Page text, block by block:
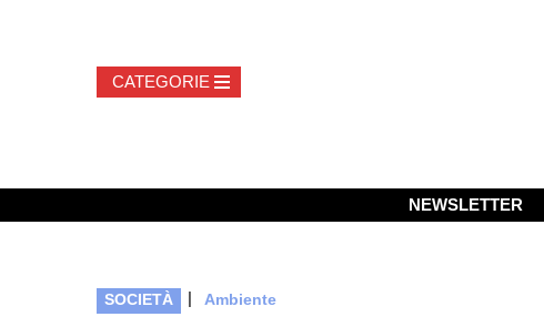
NEWSLETTER
SOCIETÀ | Ambiente